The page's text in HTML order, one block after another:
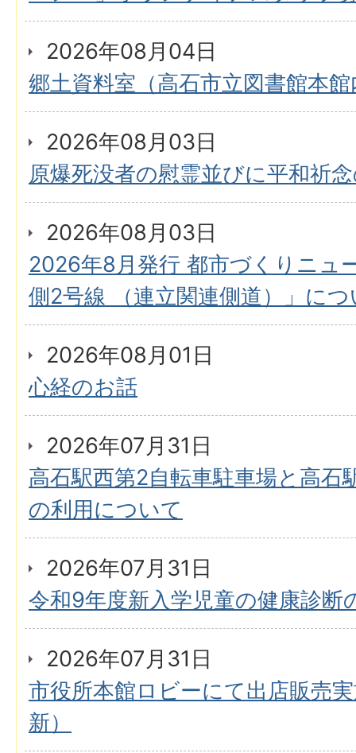
2026年08月04日
郷土資料室（高石市立図書館本
2026年08月03日
原爆死没者の慰霊並びに平和祈
2026年08月03日
2026年8月発行 都市づくりニュ
側2号線 （連立関連側道）」に
2026年08月01日
心経のお話
2026年07月31日
高石駅西第2自転車駐車場と高石
の利用について
2026年07月31日
令和9年度新入学児童の健康診断
2026年07月31日
市役所本館ロビーにて出店販売
新）